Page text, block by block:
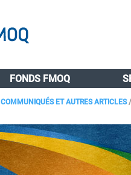
FONDS FMOQ
COMMUNIQUÉS ET AUTRES ARTICLES/